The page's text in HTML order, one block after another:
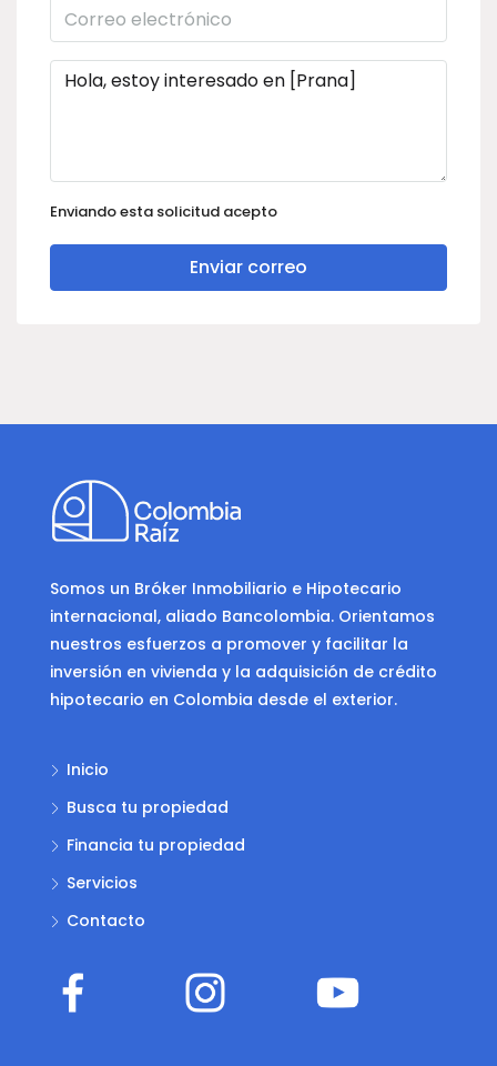
Enviando esta solicitud acepto
Enviar correo
Somos un Bróker Inmobiliario e Hipotecario
internacional, aliado Bancolombia. Orientamos
nuestros esfuerzos a promover y facilitar la
inversión en vivienda y la adquisición de crédito
hipotecario en Colombia desde el exterior.
Inicio
Busca tu propiedad
Financia tu propiedad
Servicios
Contacto